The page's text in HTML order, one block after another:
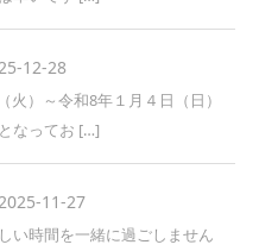
12-28
）～令和8年１月４日（日）
なってお […]
2025-11-27
い時間を一緒に過ごしません